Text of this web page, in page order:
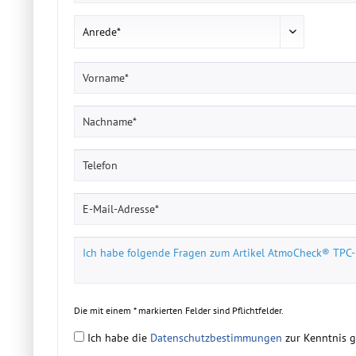
Die mit einem * markierten Felder sind Pflichtfelder.
Ich habe die Datenschutzbestimmungen zur Kenntnis